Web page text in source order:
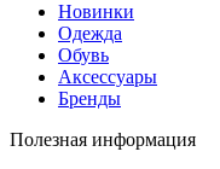
Новинки
Одежда
Обувь
Аксессуары
Бренды
Полезная информация